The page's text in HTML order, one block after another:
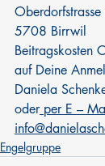
Oberdorfstrasse
5708 Birrwil
Beitragskosten
auf Deine
Daniela
oder per E –
Engelgruppe